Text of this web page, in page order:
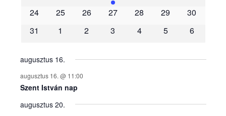
é
n
y
e
24
25 26 27 28 29
30
31
1 2 3 4 5 6
augusztus 16.
augusztus 16. @ 11:00
Szent István nap
augusztus 20.